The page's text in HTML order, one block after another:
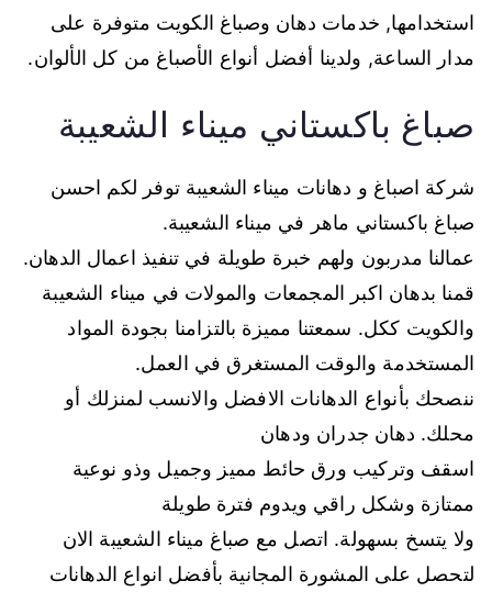
استخدامها, خدمات دهان وصباغ الكويت متوفرة على
مدار الساعة, ولدينا أفضل أنواع الأصباغ من كل الألوان.
صباغ باكستاني ميناء الشعيبة
شركة اصباغ و دهانات ميناء الشعيبة توفر لكم احسن
صباغ باكستاني ماهر في ميناء الشعيبة.
عمالنا مدربون ولهم خبرة طويلة في تنفيذ اعمال الدهان.
قمنا بدهان اكبر المجمعات والمولات في ميناء الشعيبة
والكويت ككل. سمعتنا مميزة بالتزامنا بجودة المواد
المستخدمة والوقت المستغرق في العمل.
ننصحك بأنواع الدهانات الافضل والانسب لمنزلك أو
محلك. دهان جدران ودهان
اسقف وتركيب ورق حائط مميز وجميل وذو نوعية
ممتازة وشكل راقي ويدوم فترة طويلة
ولا يتسخ بسهولة. اتصل مع صباغ ميناء الشعيبة الان
لتحصل على المشورة المجانية بأفضل انواع الدهانات